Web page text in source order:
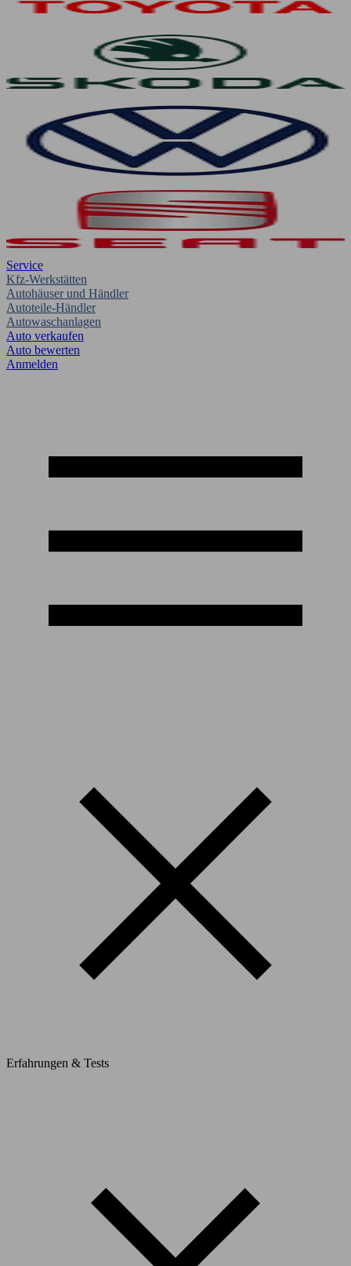
Service
Kfz-Werkstätten
Autohäuser und Händler
Autoteile-Händler
Autowaschanlagen
Auto verkaufen
Auto bewerten
Anmelden
Erfahrungen & Tests